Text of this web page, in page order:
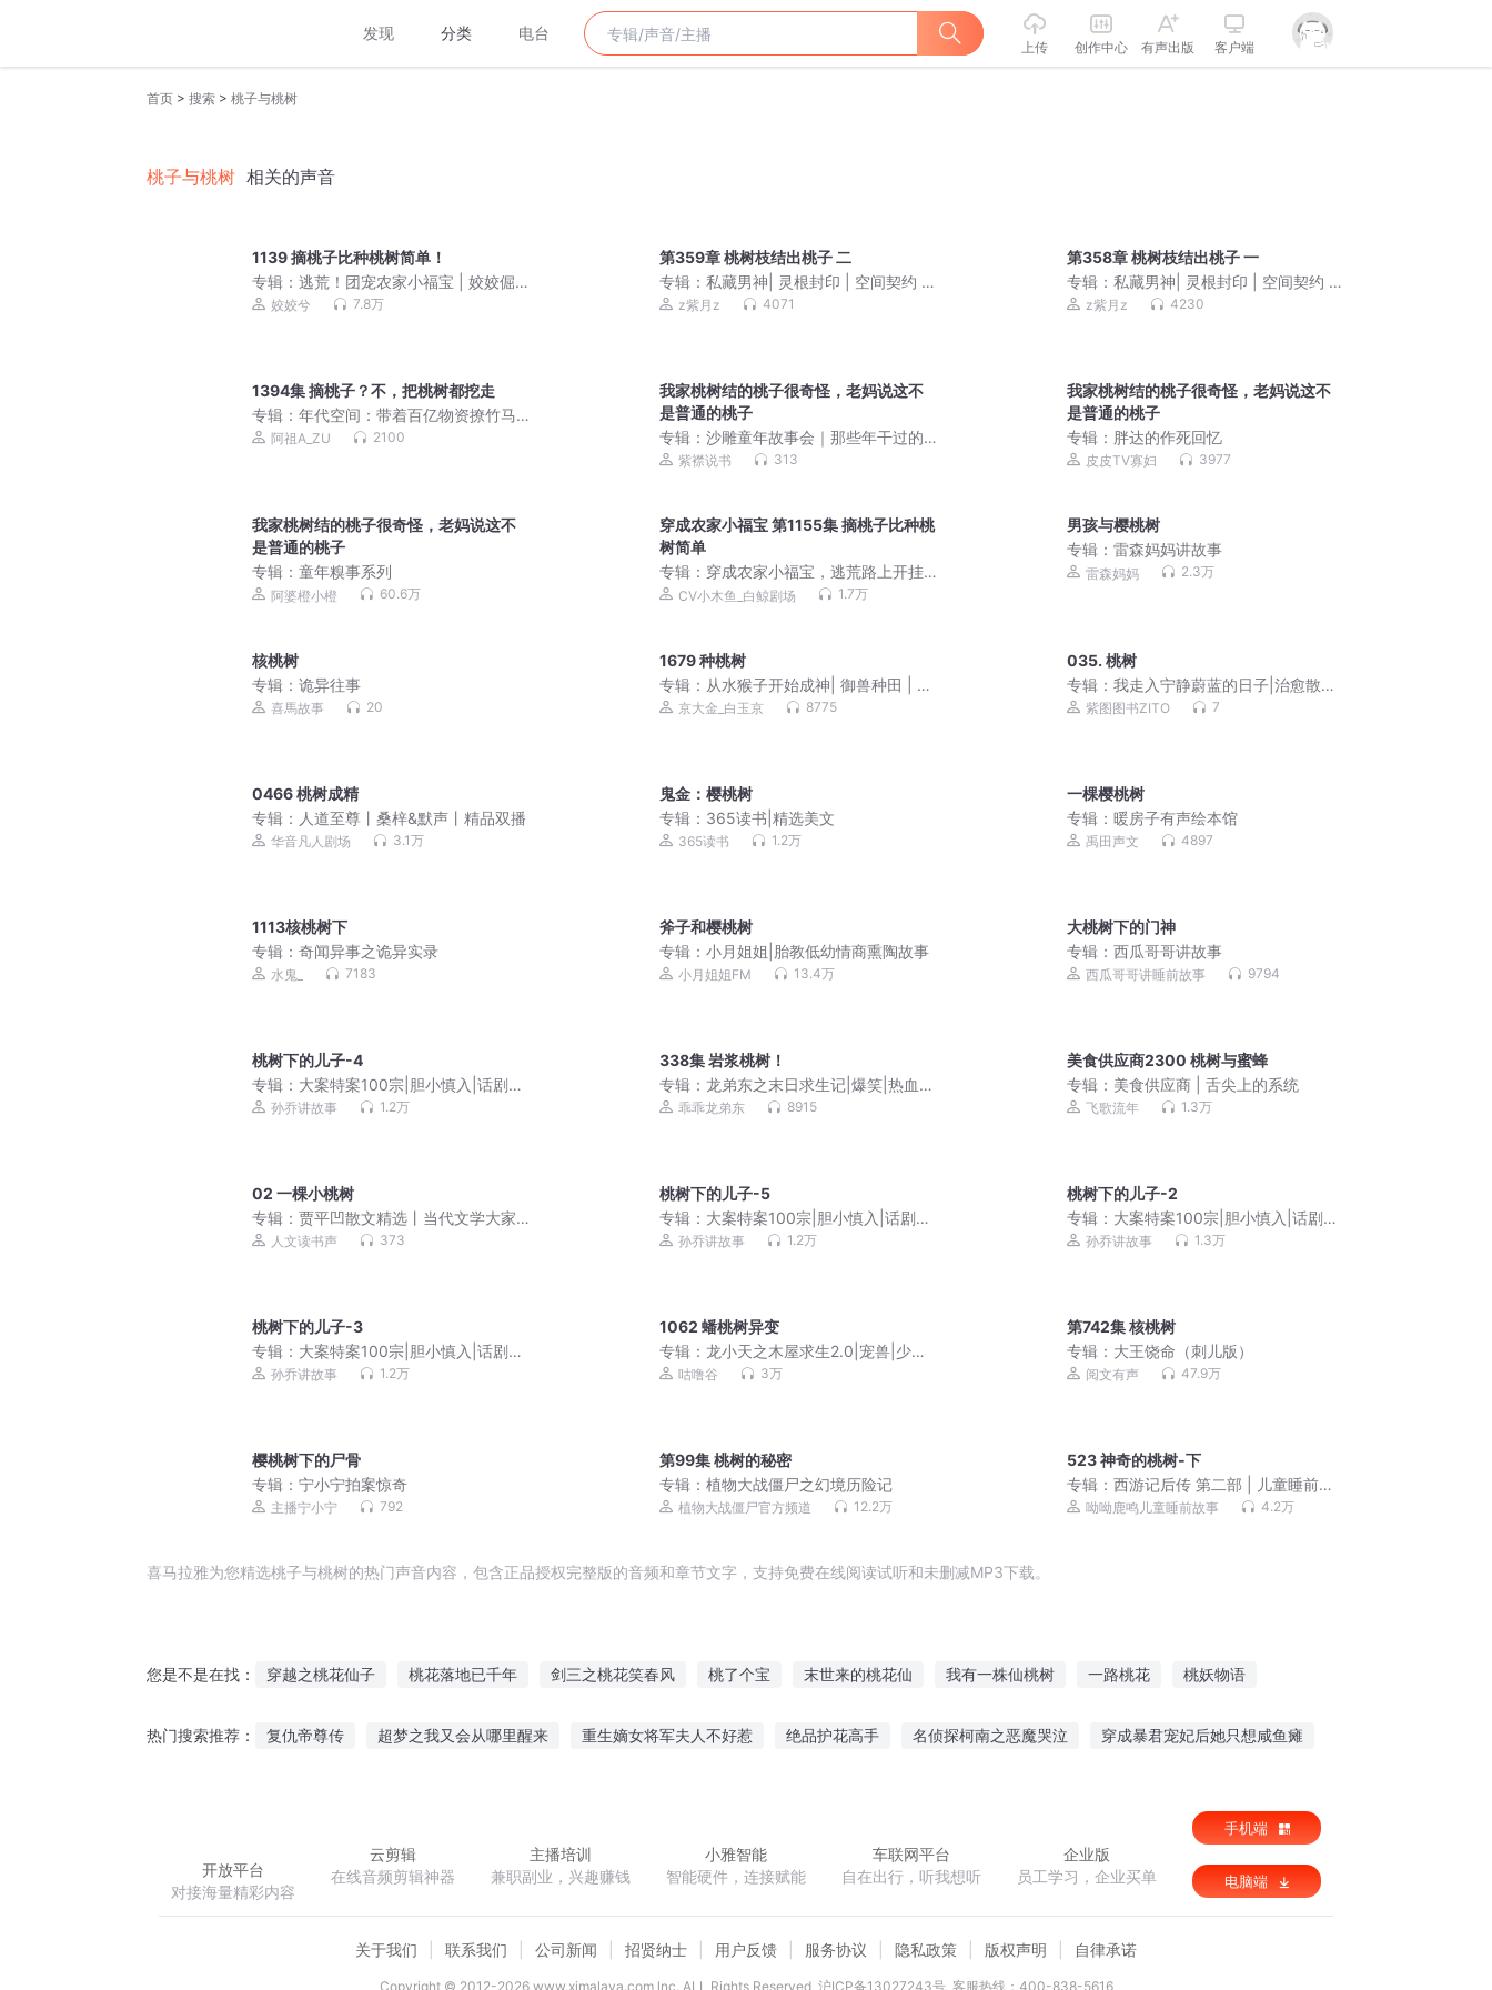
发现 分类 电台
上传 创作中心 有声出版 客户端
首页 > 搜索 > 桃子与桃树
桃子与桃树 相关的声音
1139 摘桃子比种桃树简单！
专辑： 逃荒！团宠农家小福宝 | 姣姣倔
强的小红三七糖小糖| 温馨治愈群像|全
姣姣兮 7.8万
第359章 桃树枝结出桃子 二
专辑：私藏男神| 灵根封印 | 空间契约 |
双强甜宠 | 异能复仇
z紫月z 4071
第358章 桃树枝结出桃子 一
专辑：私藏男神| 灵根封印 | 空间契约 |
双强甜宠 | 异能复仇
z紫月z 4230
1394集 摘桃子？不，把桃树都挖走
专辑： 年代空间：带着百亿物资撩竹马|
穿越七零|爆笑欢脱甜宠种田文|真人多人
阿祖A_ZU 2100
我家桃树结的桃子很奇怪，老妈说这不
是普通的桃子
专辑：沙雕童年故事会｜那些年干过的
蠢事，承包所有欢乐
紫襟说书 313
我家桃树结的桃子很奇怪，老妈说这不
是普通的桃子
专辑： 胖达的作死回忆
皮皮TV寡妇 3977
我家桃树结的桃子很奇怪，老妈说这不
是普通的桃子
专辑： 童年糗事系列
阿婆橙小橙 60.6万
穿成农家小福宝 第1155集 摘桃子比种桃
树简单
专辑： 穿成农家小福宝，逃荒路上开挂
了|种田穿越|温馨治愈
CV小木鱼_白鲸剧场 1.7万
男孩与樱桃树
专辑：雷森妈妈讲故事
雷森妈妈 2.3万
核桃树
专辑： 诡异往事
喜馬故事 20
1679 种桃树
专辑： 从水猴子开始成神| 御兽种田 | 轻
松随身流 | 多人有声剧
京大金_白玉京 8775
035. 桃树
专辑：我走入宁静蔚蓝的日子|治愈散文|
诺奖|黑塞
紫图图书ZITO 7
0466 桃树成精
专辑： 人道至尊丨桑梓&默声丨精品双播
华音凡人剧场 3.1万
鬼金：樱桃树
专辑： 365读书|精选美文
365读书 1.2万
一棵樱桃树
专辑：暖房子有声绘本馆
禹田声文 4897
1113核桃树下
专辑： 奇闻异事之诡异实录
水鬼_ 7183
斧子和樱桃树
专辑：小月姐姐|胎教低幼情商熏陶故事
小月姐姐FM 13.4万
大桃树下的门神
专辑：西瓜哥哥讲故事
西瓜哥哥讲睡前故事 9794
桃树下的儿子-4
专辑： 大案特案100宗|胆小慎入|话剧演
员孙乔演播
孙乔讲故事 1.2万
338集 岩浆桃树！
专辑：龙弟东之末日求生记|爆笑|热血|
冒险|海贼王
乖乖龙弟东 8915
美食供应商2300 桃树与蜜蜂
专辑： 美食供应商 | 舌尖上的系统
飞歌流年 1.3万
02 一棵小桃树
专辑： 贾平凹散文精选丨当代文学大家
贾平凹的散文选集
人文读书声 373
桃树下的儿子-5
专辑： 大案特案100宗|胆小慎入|话剧演
员孙乔演播
孙乔讲故事 1.2万
桃树下的儿子-2
专辑： 大案特案100宗|胆小慎入|话剧演
员孙乔演播
孙乔讲故事 1.3万
桃树下的儿子-3
专辑： 大案特案100宗|胆小慎入|话剧演
员孙乔演播
孙乔讲故事 1.2万
1062 蟠桃树异变
专辑：龙小天之木屋求生2.0|宠兽|少年
成长|咕噜谷
咕噜谷 3万
第742集 核桃树
专辑： 大王饶命（刺儿版）
阅文有声 47.9万
樱桃树下的尸骨
专辑： 宁小宁拍案惊奇
主播宁小宁 792
第99集 桃树的秘密
专辑：植物大战僵尸之幻境历险记
植物大战僵尸官方频道 12.2万
523 神奇的桃树-下
专辑：西游记后传 第二部 | 儿童睡前故
事 呦呦鹿鸣儿童睡前故事 4.2万
喜马拉雅为您精选桃子与桃树的热门声音内容，包含正品授权完整版的音频和章节文字，支持免费在线阅读试听和未删减MP3下载。
您是不是在找： 穿越之桃花仙子 桃花落地已千年 剑三之桃花笑春风 桃了个宝 末世来的桃花仙 我有一株仙桃树 一路桃花 桃妖物语
热门搜索推荐： 复仇帝尊传 超梦之我又会从哪里醒来 重生嫡女将军夫人不好惹 绝品护花高手 名侦探柯南之恶魔哭泣 穿成暴君宠妃后她只想咸鱼瘫
开放平台
对接海量精彩内容
云剪辑
在线音频剪辑神器
主播培训
兼职副业，兴趣赚钱
小雅智能
智能硬件，连接赋能
车联网平台
自在出行，听我想听
企业版
员工学习，企业买单
手机端
电脑端
关于我们 联系我们 公司新闻 招贤纳士 用户反馈 服务协议 隐私政策 版权声明 自律承诺
Copyright © 2012-2026www.ximalaya.com lnc. ALL Rights Reserved 沪ICP备13027243号 客服热线：400-838-5616